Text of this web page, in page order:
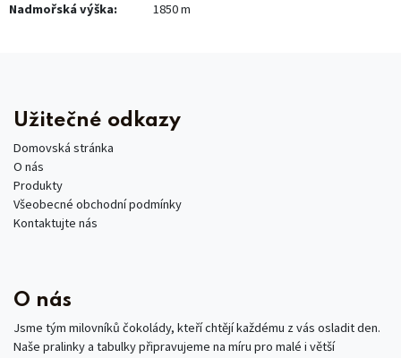
Nadmořská výška:
1850 m
Užitečné odkazy
Domovská stránka
O nás
Produkty
Všeobecné obchodní podmínky
Kontaktujte nás
O nás
Jsme tým milovníků čokolády, kteří chtějí každému z vás osladit den.
Naše pralinky a tabulky připravujeme na míru pro malé i větší